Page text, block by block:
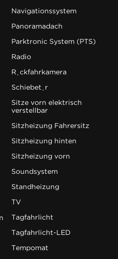
Navigationssystem
Panoramadach
Parktronic System (PTS)
Radio
Rückfahrkamera
Schiebetür
Sitze vorn elektrisch
verstellbar
Sitzheizung Fahrersitz
Sitzheizung hinten
Sitzheizung vorn
Soundsystem
Standheizung
TV
Tagfahrlicht
Tagfahrlicht-LED
Tempomat